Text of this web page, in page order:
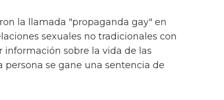
la llamada "propaganda gay" en
sexuales no tradicionales con
información sobre la vida de las
persona se gane una sentencia de